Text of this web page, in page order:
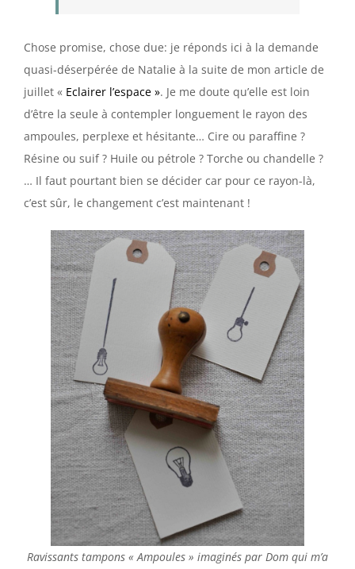
Chose promise, chose due: je réponds ici à la demande
quasi-déserpérée de Natalie à la suite de mon article de
juillet « Eclairer l’espace ». Je me doute qu’elle est loin
d’être la seule à contempler longuement le rayon des
ampoules, perplexe et hésitante… Cire ou paraffine ?
Résine ou suif ? Huile ou pétrole ? Torche ou chandelle ?
… Il faut pourtant bien se décider car pour ce rayon-là,
c’est sûr, le changement c’est maintenant !
Ravissants tampons « Ampoules » imaginés par Dom qui m’a